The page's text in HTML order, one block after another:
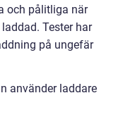
och pålitliga när
Tester har
på ungefär
använder laddare